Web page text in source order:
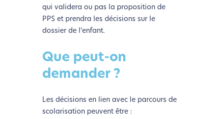
qui validera ou pas la proposition de
PPS et prendra les décisions sur le
dossier de l’enfant.
Que peut-on
demander ?
Les décisions en lien avec le parcours de
scolarisation peuvent être :